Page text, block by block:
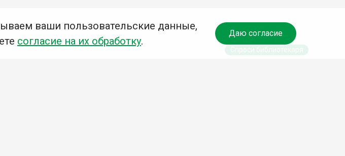
ваши пользовательские данные,
согласие на их обработку.
Даю согласие
Спроси библиотекаря